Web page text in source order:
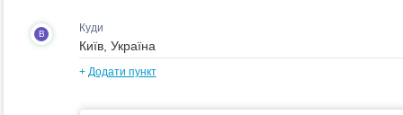
B Куди
+ Додати пункт